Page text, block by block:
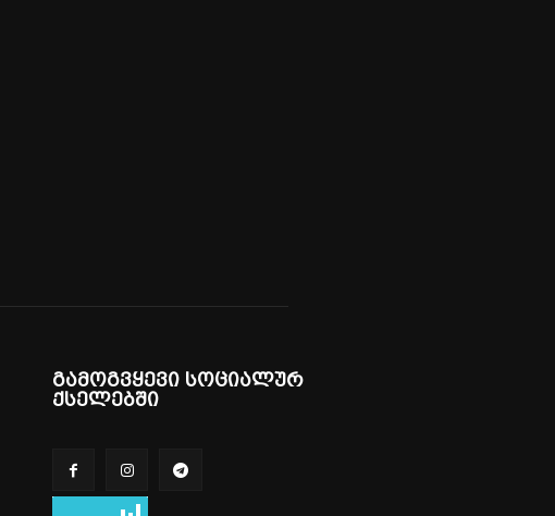
გამოგვყევი სოციალურ
ქსელებში